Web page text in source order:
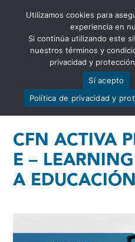
Abrir barra de
CFN ACTIVA
E –
A
Utilizamos cookies para
experiencia en
Si continúa utilizando este
nuestros términos y
privacidad y
Sí acepto
Política de privacidad y